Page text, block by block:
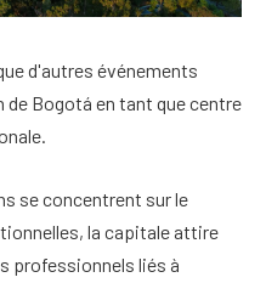
d'autres événements
Bogotá en tant que centre
se concentrent sur le
la capitale attire
professionnels liés à